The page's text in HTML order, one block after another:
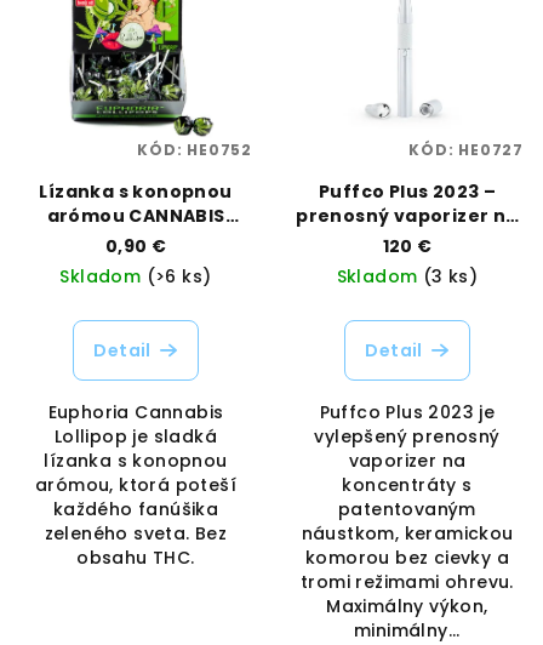
Lízanka s konopnou
arómou CANNABIS
LOLLIPOP | Euphoria |
Vaporama
0,90 €
Skladom (>6 ks)
Detail
Euphoria Cannabis
Lollipop je sladká
lízanka s konopnou
arómou, ktorá poteší
každého fanúšika
zeleného sveta. Bez
obsahu THC.
KÓD: HE0752
Puffco Plus 2023 –
prenosný vaporizer na
koncentráty | Puffco |
Vaporama
120 €
Skladom (3 ks)
Detail
Puffco Plus 2023 je
vylepšený prenosný
vaporizer na
koncentráty s
patentovaným
náustkom, keramickou
komorou bez cievky a
tromi režimami ohrevu.
Maximálny výkon,
minimálny...
KÓD: HE0727